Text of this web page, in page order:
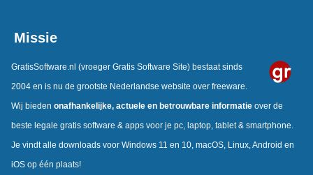
Missie
GratisSoftware.nl (vroeger Gratis Software Site) bestaat sinds
2004 en is nu de grootste Nederlandse website over freeware.
Wij bieden onafhankelijke, actuele en betrouwbare informatieover de
beste legale gratis software & apps voor je pc, laptop, tablet & smartphone.
Je vindt alle downloads voor Windows 11 en 10, macOS, Linux, Android en
iOS op één plaats!